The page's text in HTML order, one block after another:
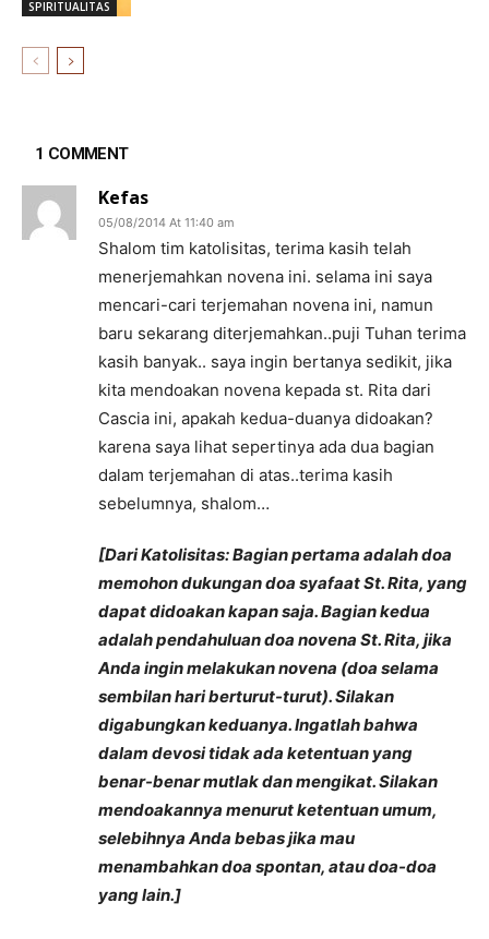
SPIRITUALITAS
1 COMMENT
Kefas
05/08/2014 At 11:40 am
Shalom tim katolisitas, terima kasih telah
menerjemahkan novena ini. selama ini saya
mencari-cari terjemahan novena ini, namun
baru sekarang diterjemahkan..puji Tuhan terima
kasih banyak.. saya ingin bertanya sedikit, jika
kita mendoakan novena kepada st. Rita dari
Cascia ini, apakah kedua-duanya didoakan?
karena saya lihat sepertinya ada dua bagian
dalam terjemahan di atas..terima kasih
sebelumnya, shalom…
[Dari Katolisitas: Bagian pertama adalah doa
memohon dukungan doa syafaat St. Rita, yang
dapat didoakan kapan saja. Bagian kedua
adalah pendahuluan doa novena St. Rita, jika
Anda ingin melakukan novena (doa selama
sembilan hari berturut-turut). Silakan
digabungkan keduanya. Ingatlah bahwa
dalam devosi tidak ada ketentuan yang
benar-benar mutlak dan mengikat. Silakan
mendoakannya menurut ketentuan umum,
selebihnya Anda bebas jika mau
menambahkan doa spontan, atau doa-doa
yang lain.]